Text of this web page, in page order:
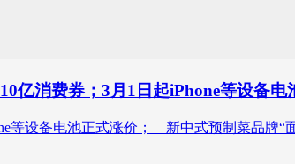
亿消费券；3月1日起iPhone等设备电
等设备电池正式涨价； 新中式预制菜品牌“